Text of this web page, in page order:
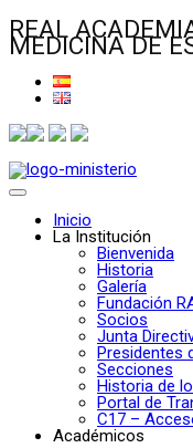
REAL
MEDICINA DE
Inicio
La Institución
Bienvenida
Historia
Galería
Fundación
Socios
Junta
Presidentes
Secciones
Historia de
Portal de
C17 –
Académicos